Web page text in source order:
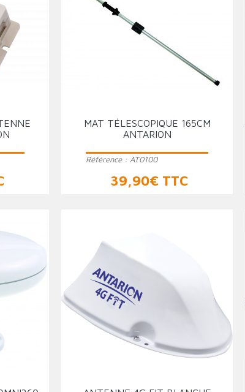
MAT TÉLESCOPIQUE 165CM
ANTARION
Référence : AT0100
Prix
39,90€ TTC